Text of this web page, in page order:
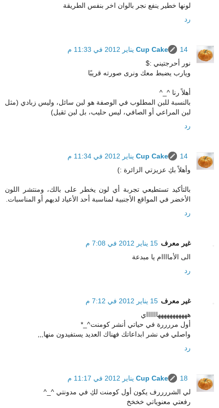
لونها خطير ينفع نجر بالوان اخر بنفس الطريقة
رد
Cup Cake
14 يناير 2012 في 11:33 م
نور أحرجتيني :$
ويارب يضبط معك ونرى صورته قريبًا
أهلاً رنا ^_^
بالنسبة للبن المطلوب في الوصفة هو لبن سائل، وليس زبادي (مثل
لبن المراعي أو الصافي، ليس حليب، بل لبن ثقيل)
رد
Cup Cake
14 يناير 2012 في 11:34 م
وأهلاً بكِ عزيزتي الزائرة :)
بالتأكيد تستطيعي تجربة أي لون يخطر على بالك، ومنتشر اللون
الأخضر في المواقع الأجنبية لمناسبة أحد الأعياد لديهم أو المناسبات.
رد
غير معرف 15 يناير 2012 في 7:08 م
الى الأماااام يا مبدعة
رد
غير معرف 15 يناير 2012 في 7:12 م
هههههههههههااااااي
أول مررررة في حياتي أنشر كومنت^_*
واصلي في نشر ابداعاتك فهناك العديد يستفيدون منها,,,
رد
Cup Cake
18 يناير 2012 في 11:17 م
لي الشررررف يكون أول كومنت لكِ في مدونتي ^_^
رفعتي معنوياتي خخخخ